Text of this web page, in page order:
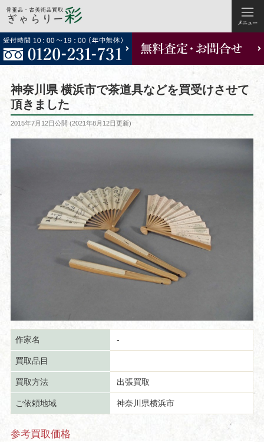
コ
ン
テ
神奈川県 横浜市で茶道具などを買受けさせて
頂きました
投
2015年7月12日公開 (2021年8月12日更新)
作家名 -
買取品目
買取方法 出張買取
ご依頼地域 神奈川県横浜市
参考買取価格